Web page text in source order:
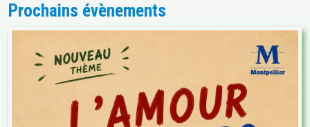
Prochains évènements